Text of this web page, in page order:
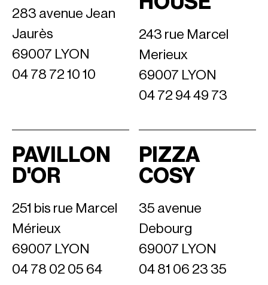
283 avenue Jean
Jaurès
69007 LYON
04 78 72 10 10
243 rue Marcel
Merieux
69007 LYON
04 72 94 49 73
PAVILLON
D'OR
251 bis rue Marcel
Mérieux
69007 LYON
04 78 02 05 64
PIZZA
COSY
35 avenue
Debourg
69007 LYON
04 81 06 23 35